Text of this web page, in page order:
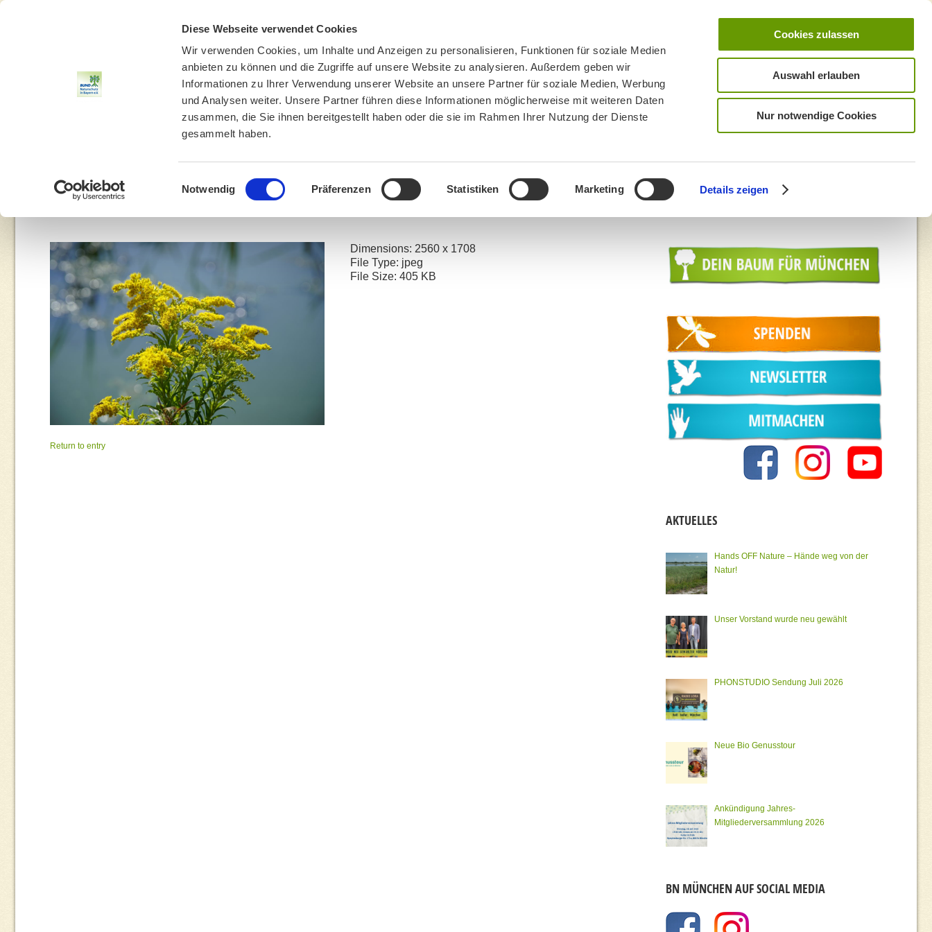
Diese Webseite verwendet Cookies
Wir verwenden Cookies, um Inhalte und Anzeigen zu personalisieren, Funktionen für soziale Medien
anbieten zu können und die Zugriffe auf unsere Website zu analysieren. Außerdem geben wir
Informationen zu Ihrer Verwendung unserer Website an unsere Partner für soziale Medien, Werbung
und Analysen weiter. Unsere Partner führen diese Informationen möglicherweise mit weiteren Daten
zusammen, die Sie ihnen bereitgestellt haben oder die sie im Rahmen Ihrer Nutzung der Dienste
gesammelt haben.
Einwilligungsauswahl
Notwendig Präferenzen Statistiken Marketing Details zeigen
Cookies zulassen
Auswahl erlauben
Nur notwendige Cookies
UMWELTBILDUNG UMWELTBERATUNG BN MÜNCHEN MITMACHEN SPENDEN
You are here: Home BN München » Hier ist der BN aktiv Ortsgruppe Haar » Ortsgruppe Haar Neophyten-Aktion September 2026 jhenning-solidago-5465648
Dimensions: 2560 x 1708
File Type: jpeg
File Size: 405 KB
Return to entry
AKTUELLES
Hands OFF Nature – Hände weg von der
Natur!
Unser Vorstand wurde neu gewählt
PHONSTUDIO Sendung Juli 2026
Neue Bio Genusstour
Ankündigung Jahres-
Mitgliederversammlung 2026
BN MÜNCHEN AUF SOCIAL MEDIA